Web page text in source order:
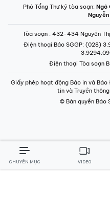
Phó Tổng Thư ký tòa soạn: Ngô
Tòa soạn : 432-434 Nguyễn Thị
Điện thoại Báo SGGP: (028)
Điện thoại Tòa soạn
Giấy phép hoạt động Báo in và
tin và Truyền
© Bản quyền Báo
CHUYÊN MỤC VIDEO